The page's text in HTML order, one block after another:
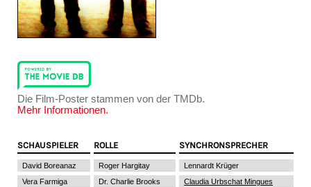
Die Film-Poster stammen von der TMDb.
Mehr Informationen.
SCHAUSPIELER ROLLE SYNCHRONSPRECHER
David Boreanaz Roger Hargitay
Lennardt Krüger
Vera Farmiga
Dr. Charlie Brooks
Claudia Urbschat Mingues